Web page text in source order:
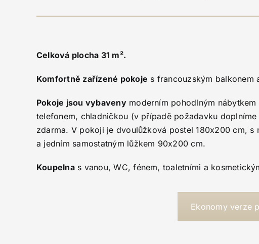
Celková plocha 31 m².
Komfortně zařízené pokoje s francouzským balkonem
Pokoje jsou vybavenymoderním pohodlným nábytkem
telefonem, chladničkou (v případě požadavku
zdarma. V pokoji je dvoulůžková postel 180х200 cm, s
a jedním samostatným lůžkem 90х200 cm.
Koupelnas vanou, WC, fénem, toaletními a
Ekonomy verze